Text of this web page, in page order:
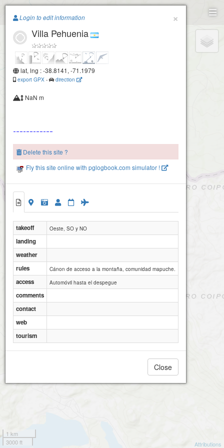
Paragliding.Earth
+
1 km
3000 ft
Attributions
×
Login to edit information
Villa Pehuenia
lat, lng : -38.8141, -71.1979
export GPX - direction
NaN m
Delete this site ?
Fly this site online with pglogbook.com simulator !
takeoff Oeste, SO y NO
landing
weather
rules
Cánon de acceso a la montaña, comunidad mapuche.
access Automóvil hasta el despegue
comments
contact
web
tourism
Close